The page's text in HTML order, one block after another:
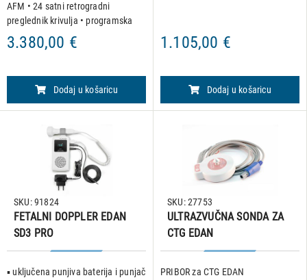
AFM • 24 satni retrogradni
preglednik krivulja • programska
podrška za snimanje podataka i
prikaz na PC-u • 1, 2, 3 cm/min
3.380,00 €
Dodaj u košaricu
1.105,00 €
Dodaj u košaricu
FETALNI DOPPLER EDAN
SD3 PRO
▪ uključena punjiva baterija i punjač
SKU: 91824
ULTRAZVUČNA SONDA ZA
CTG EDAN
PRIBOR za CTG EDAN
SKU: 27753